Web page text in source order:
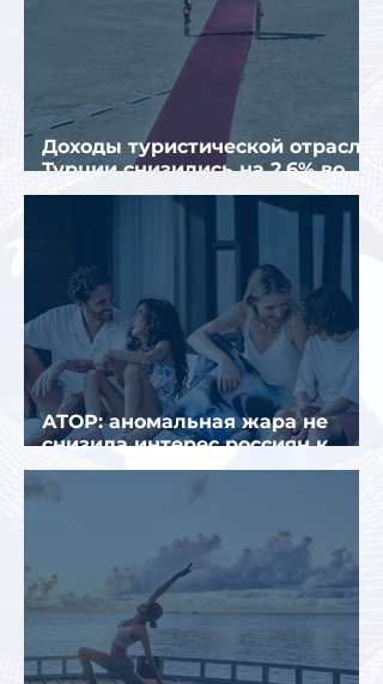
Доходы туристической отрасли
Турции снизились на 2,6% во
втором квартале 2026 года
АТОР: аномальная жара не
снизила интерес россиян к
летнему отдыху в Европе